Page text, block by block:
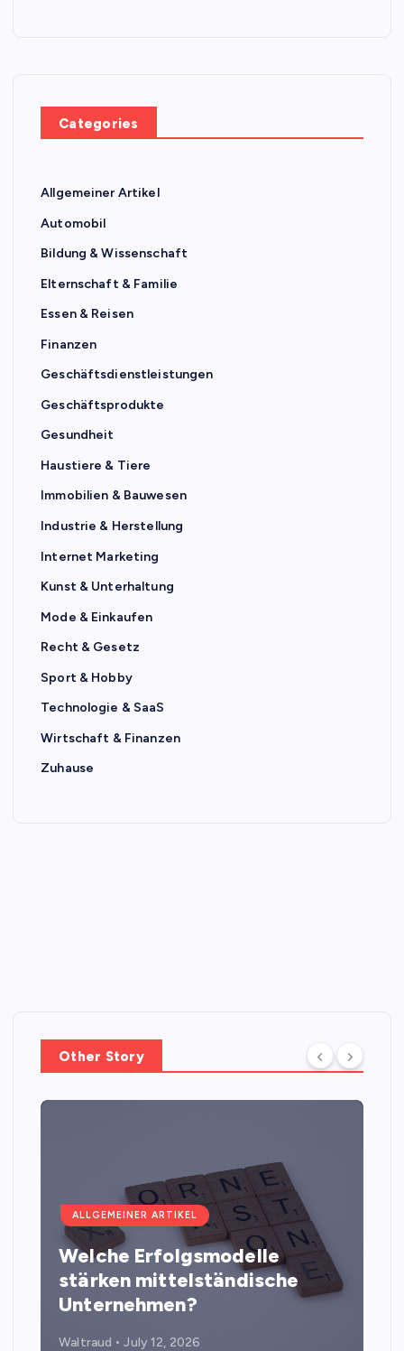
Categories
Allgemeiner Artikel
Automobil
Bildung & Wissenschaft
Elternschaft & Familie
Essen & Reisen
Finanzen
Geschäftsdienstleistungen
Geschäftsprodukte
Gesundheit
Haustiere & Tiere
Immobilien & Bauwesen
Industrie & Herstellung
Internet Marketing
Kunst & Unterhaltung
Mode & Einkaufen
Recht & Gesetz
Sport & Hobby
Technologie & SaaS
Wirtschaft & Finanzen
Zuhause
Other Story
ALLGEMEINER ARTIKEL
Welche Erfolgsmodelle
stärken mittelständische
Unternehmen?
Waltraud July 12, 2026